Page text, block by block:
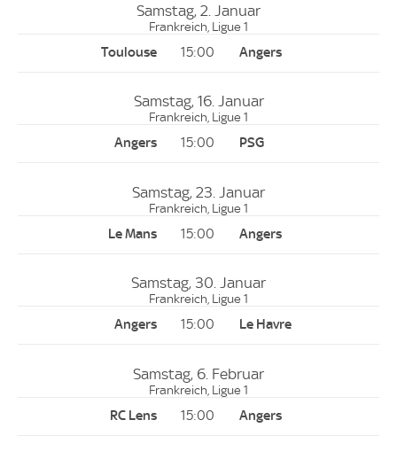
Samstag, 2. Januar
Frankreich, Ligue 1
15:00
Samstag, 16. Januar
Frankreich, Ligue 1
15:00
Samstag, 23. Januar
Frankreich, Ligue 1
15:00
Samstag, 30. Januar
Frankreich, Ligue 1
15:00
Samstag, 6. Februar
Frankreich, Ligue 1
15:00